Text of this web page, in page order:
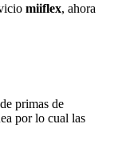
miiflex, ahora
primas de
por lo cual las